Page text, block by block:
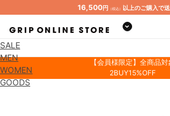
16,500円 （税込） 以上のご購入で
SALE
MEN
WOMEN
GOODS
【会員様限定】全商品対
2BUY15%OFF